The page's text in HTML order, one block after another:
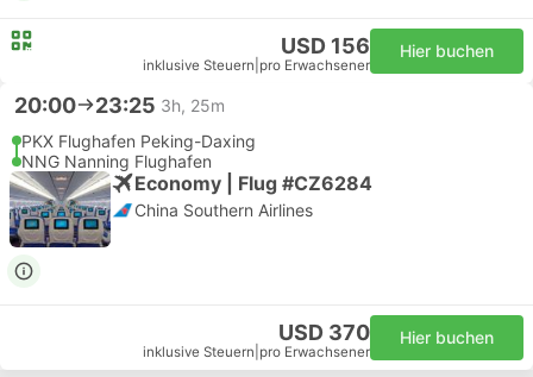
USD 156
inklusive Steuern pro Erwachsener
Hier buchen
20:00 23:25 3h, 25m
PKX Flughafen Peking-Daxing
NNG Nanning Flughafen
Economy | Flug #CZ6284
China Southern Airlines
USD 370
inklusive Steuern pro Erwachsener
Hier buchen